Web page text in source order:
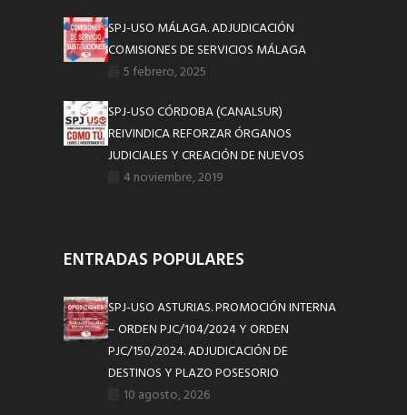
SPJ-USO MÁLAGA. ADJUDICACIÓN
COMISIONES DE SERVICIOS MÁLAGA
5 febrero, 2025
SPJ-USO CÓRDOBA (CANALSUR)
REIVINDICA REFORZAR ÓRGANOS
JUDICIALES Y CREACIÓN DE NUEVOS
4 noviembre, 2019
ENTRADAS POPULARES
SPJ-USO ASTURIAS. PROMOCIÓN INTERNA
– ORDEN PJC/104/2024 Y ORDEN
PJC/150/2024. ADJUDICACIÓN DE
DESTINOS Y PLAZO POSESORIO
10 agosto, 2026